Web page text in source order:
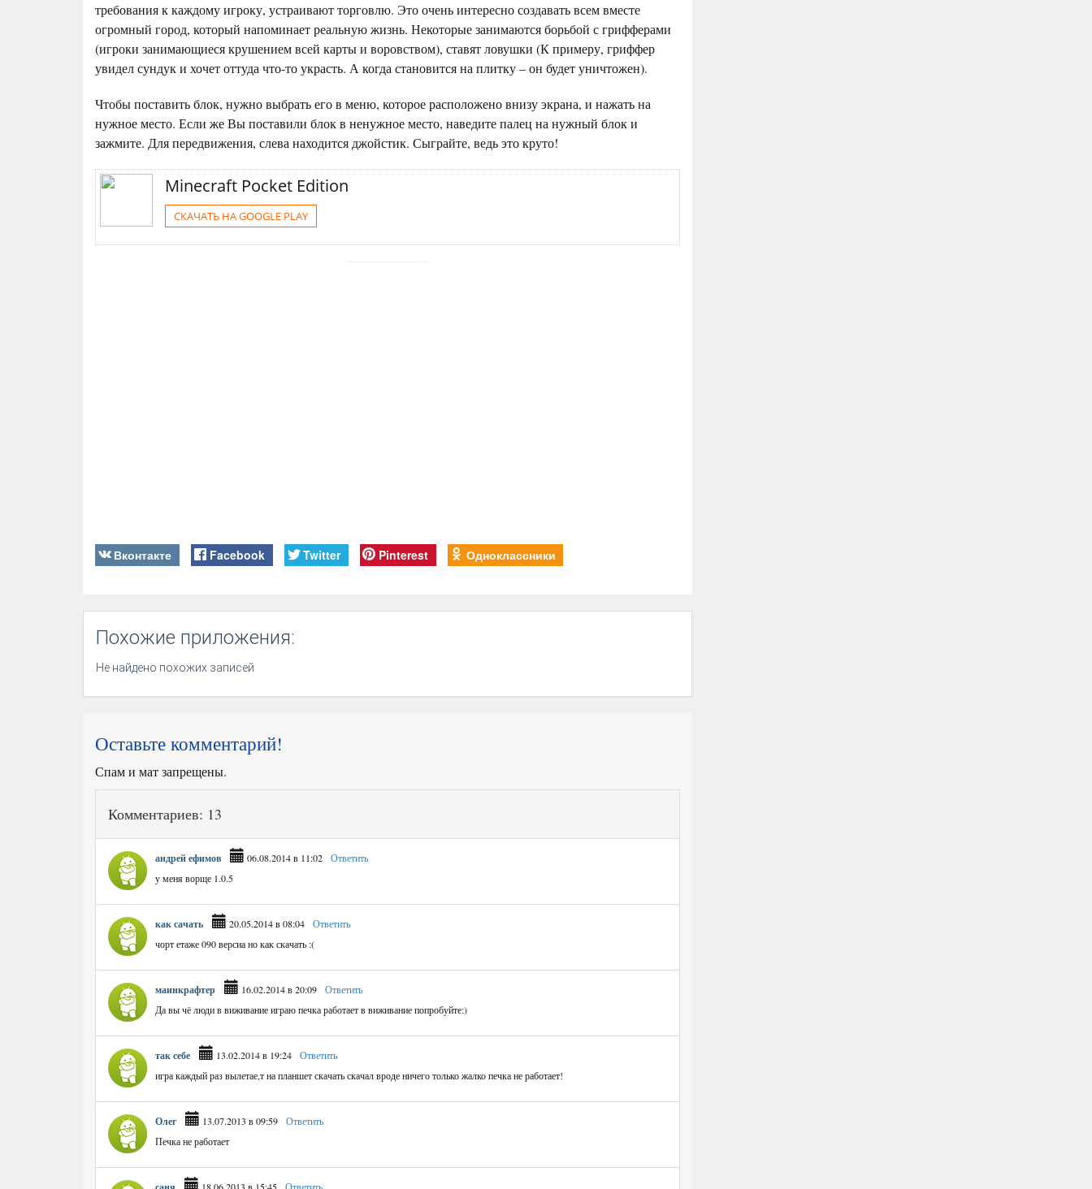
требования к каждому игроку, устраивают торговлю. Это очень интересно создавать всем вместе
огромный город, который напоминает реальную жизнь. Некоторые занимаются борьбой с грифферами
(игроки занимающиеся крушением всей карты и воровством), ставят ловушки (К примеру, гриффер
увидел сундук и хочет оттуда что-то украсть. А когда становится на плитку – он будет уничтожен).
Чтобы поставить блок, нужно выбрать его в меню, которое расположено внизу экрана, и нажать на
нужное место. Если же Вы поставили блок в ненужное место, наведите палец на нужный блок и
зажмите. Для передвижения, слева находится джойстик. Сыграйте, ведь это круто!
Minecraft Pocket Edition
СКАЧАТЬ НА GOOGLE PLAY
Вконтакте Facebook Twitter Pinterest Одноклассники
Похожие приложения:
Не найдено похожих записей
Оставьте комментарий!
Спам и мат запрещены.
Комментариев: 13
андрей ефимов 06.08.2014 в 11:02
Ответить
у меня ворще 1.0.5
как сачать 20.05.2014 в 08:04
Ответить
чорт етаже 090 версиа но как скачать :(
маинкрафтер 16.02.2014 в 20:09
Ответить
Да вы чё люди в виживание играю печка работает в виживание попробуйте:)
так себе 13.02.2014 в 19:24
Ответить
игра каждый раз вылетае,т на планшет скачать скачал вроде ничего только жалко печка не работает!
Олег 13.07.2013 в 09:59
Ответить
Печка не работает
18.06.2013 в 15:45 Ответить